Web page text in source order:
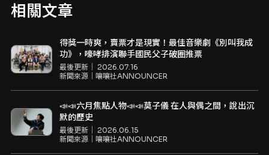
相關文章
得獎一時爽，賣票才是現實！最佳音樂劇《別叫我成
功》，嚎哮排演聯手國民父子破圈推票
最後更新｜ 2026.07.16
新聞來源｜ 嚷嚷社ANNOUNCER
📣📣六月焦點人物📣📣莫子儀 在人與偶之間，說出沉
默的歷史
最後更新｜ 2026.06.15
新聞來源｜ 嚷嚷社ANNOUNCER